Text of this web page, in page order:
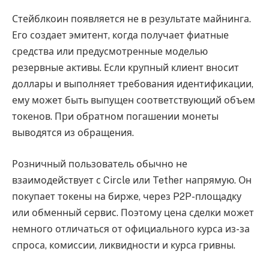
Стейблкоин появляется не в результате майнинга.
Его создает эмитент, когда получает фиатные
средства или предусмотренные моделью
резервные активы. Если крупный клиент вносит
доллары и выполняет требования идентификации,
ему может быть выпущен соответствующий объем
токенов. При обратном погашении монеты
выводятся из обращения.
Розничный пользователь обычно не
взаимодействует с Circle или Tether напрямую. Он
покупает токены на бирже, через P2P-площадку
или обменный сервис. Поэтому цена сделки может
немного отличаться от официального курса из-за
спроса, комиссии, ликвидности и курса гривны.